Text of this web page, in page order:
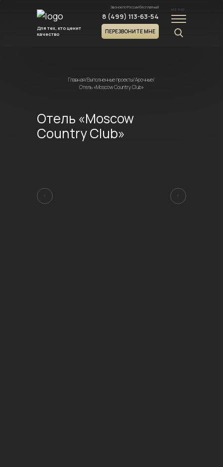
Для тех, кто ценит
качество
Звонок по России бесплатный
8 (499) 113-63-54
ПЕРЕЗВОНИТЕ МНЕ
МЕНЮ
Главная/Выполненные проекты/Арочные/
Отель «Moscow Country Club»
Отель «Moscow
Country Club»